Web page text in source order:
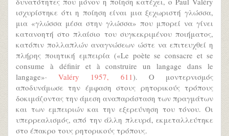
ισχυρίστηκε ότι η ποίηση είναι μια ξεχωριστή γλώσσα,
μια «γλώσσα μέσα στην γλώσσα» που μπορεί να γίνει
κατανοητή στο πλαίσιο του συγκεκριμένου ποιήματος,
κατόπιν πολλαπλών αναγνώσεων ώστε να επιτευχθεί η
πλήρης ποιητική εμπειρία («Le poète se consacre et se
consume à définir et à construire un langage dans le
langage»·Valéry 1957, 611). Ο μοντερνισμός
αποδυνάμωσε την έμφαση στους ρητορικούς τρόπους
δοκιμάζοντας την άμεση αναπαράσταση των πραγμάτων
και των εμπειριών και την εξερεύνηση του τόνου. Οι
υπερρεαλισμός, από την άλλη πλευρά, εκμεταλλεύτηκε
στο έπακρο τους ρητορικούς τρόπους.